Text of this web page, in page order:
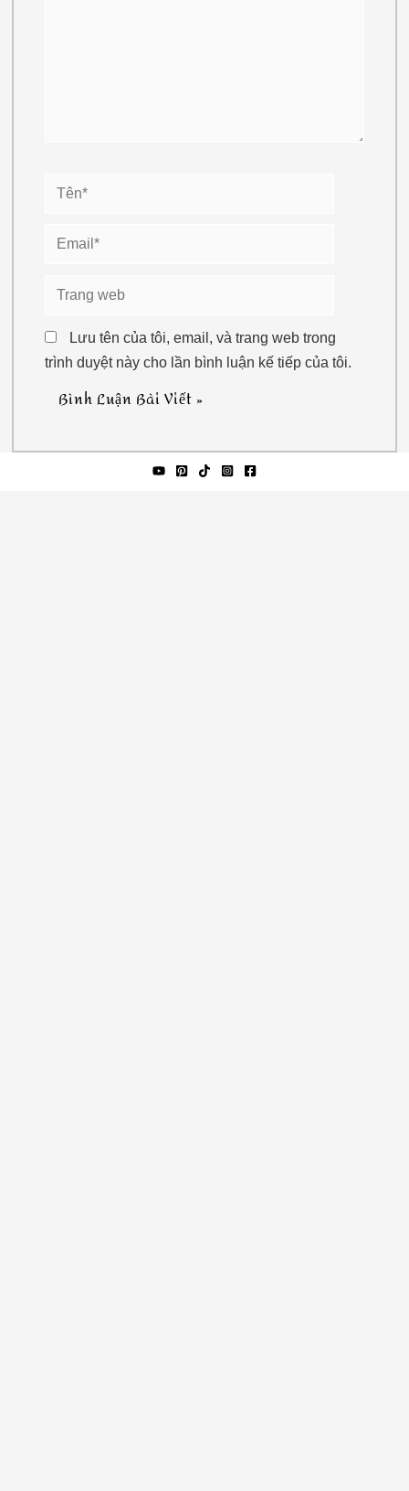
Tên*
Email*
Trang
Lưu tên của tôi, email, và trang web trong
trình duyệt này cho lần bình luận kế tiếp của tôi.